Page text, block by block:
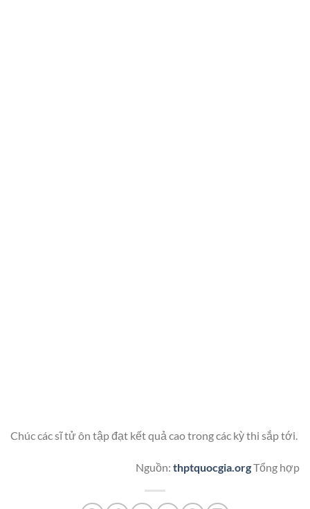
Chúc các sĩ tử ôn tập đạt kết quả cao trong các kỳ thi sắp tới.
Nguồn: thptquocgia.orgTổng hợp